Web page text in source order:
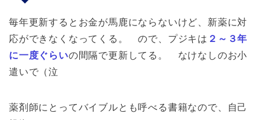
毎年更新するとお金が馬鹿にならないけど、新薬に対
応ができなくなってくる。 ので、プジキは ２～３年
に一度ぐらいの間隔で更新してる。 なけなしのお小
遣いで（泣
薬剤師にとってバイブルとも呼べる書籍なので、自己